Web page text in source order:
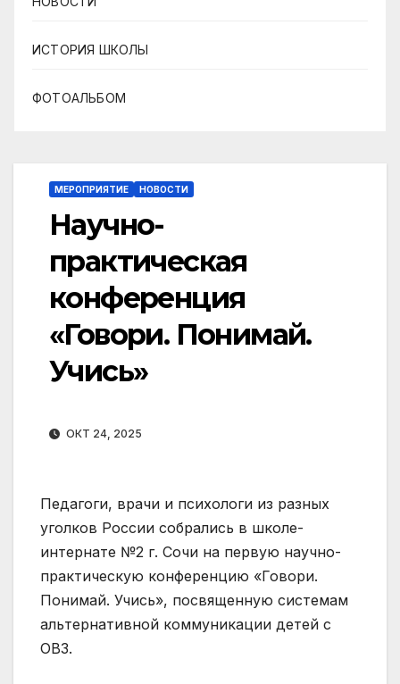
ИСТОРИЯ ШКОЛЫ
ФОТОАЛЬБОМ
МЕРОПРИЯТИЕ НОВОСТИ
Научно-
практическая
конференция
«Говори. Понимай.
Учись»
ОКТ 24, 2025
Педагоги, врачи и психологи из разных
уголков России собрались в школе-
интернате №2 г. Сочи на первую научно-
практическую конференцию «Говори.
Понимай. Учись», посвященную системам
альтернативной коммуникации детей с
ОВЗ.